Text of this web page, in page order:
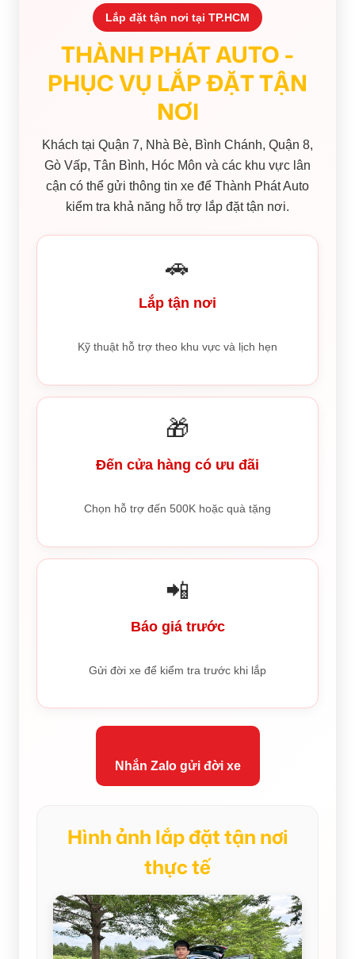
Lắp đặt tận nơi tại TP.HCM
THÀNH PHÁT AUTO -
PHỤC VỤ LẮP ĐẶT TẬN
NƠI
Khách tại Quận 7, Nhà Bè, Bình Chánh, Quận 8,
Gò Vấp, Tân Bình, Hóc Môn và các khu vực lân
cận có thể gửi thông tin xe để Thành Phát Auto
kiểm tra khả năng hỗ trợ lắp đặt tận nơi.
🚗
Lắp tận nơi
Kỹ thuật hỗ trợ theo khu vực và lịch hẹn
🎁
Đến cửa hàng có ưu đãi
Chọn hỗ trợ đến 500K hoặc quà tặng
📲
Báo giá trước
Gửi đời xe để kiểm tra trước khi lắp
Nhắn Zalo gửi đời xe
Hình ảnh lắp đặt tận nơi
thực tế